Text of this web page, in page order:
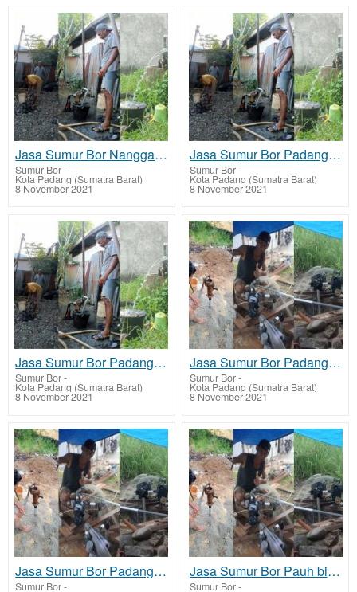
Jasa Sumur Bor Nanggalo biaya Jasa terjangkau murah
Sumur Bor-
Kota Padang (Sumatra Barat)
8 November 2021
Jasa Sumur Bor Padang Barat biaya Jasa terjangkau murah
Sumur Bor-
Kota Padang (Sumatra Barat)
8 November 2021
Jasa Sumur Bor Padang Selatan biaya Jasa terjangkau murah
Sumur Bor-
Kota Padang (Sumatra Barat)
8 November 2021
Jasa Sumur Bor Padang Timur biaya Jasa terjangkau murah
Sumur Bor-
Kota Padang (Sumatra Barat)
8 November 2021
Jasa Sumur Bor Padang Utara biaya Jasa terjangkau murah
Sumur Bor-
Jasa Sumur Bor Pauh biaya Jasa terjangkau murah
Sumur Bor-